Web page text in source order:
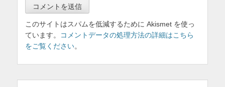
このサイトはスパムを低減するために Akismet を使っ
ています。
コメントデータの処理方法の詳細はこちら
をご覧ください。